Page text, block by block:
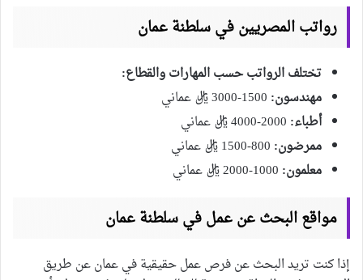
رواتب المصريين في سلطنة عمان
تختلف الرواتب حسب المهارات والقطاع:
مهندسون:
أطباء:
ممرضون:
معلمون:
مواقع البحث عن عمل في سلطنة عمان
إذا كنت تريد البحث عن فرص عمل حقيقية في عمان عن طريق